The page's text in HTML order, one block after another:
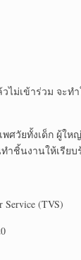
ม่เข้าร่วม จะท
พศวัยทั้งเด็ก ผู้ใหญ่
ชิ้นงานให้เรียบ
(TVS)